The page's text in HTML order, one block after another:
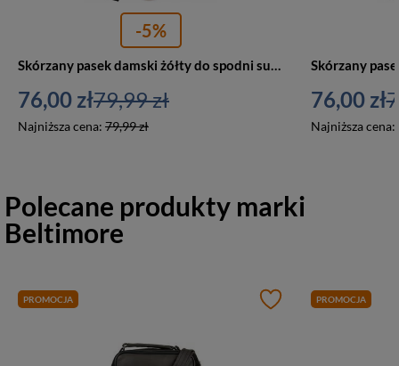
-5%
Skórzany pasek damski żółty do spodni sukienki - Beltimore D94
76,00 zł
Najniższa cena: 79,99 zł
79,99 zł 76,00 zł
Najniższa cena:
Polecane produkty marki
Beltimore
PROMOCJA PROMOCJA